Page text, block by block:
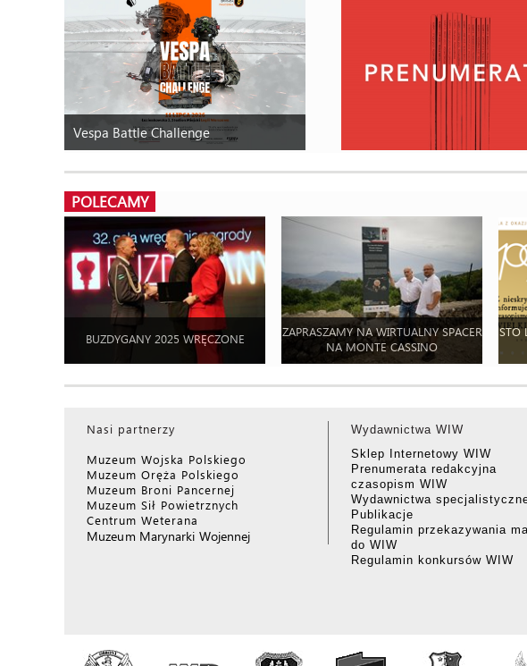
Vespa Battle Challenge
POLECAMY
BUZDYGANY 2025 WRĘCZONE
ZAPRASZAMY NA WIRTUALNY SPACER
NA MONTE CASSINO
STO
Nasi partnerzy
Muzeum Wojska Polskiego
Muzeum Oręża Polskiego
Muzeum Broni Pancernej
Muzeum Sił Powietrznych
Centrum Weterana
Muzeum Marynarki Wojennej
Wydawnictwa WIW
Sklep Internetowy WIW
Prenumerata redakcyjna
czasopism WIW
Wydawnictwa
Publikacje
Regulamin przekazywania
do WIW
Regulamin konkursów WIW